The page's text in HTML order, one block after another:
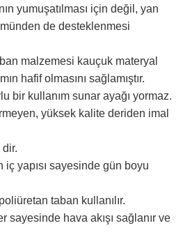
yumuşatılması için değil, yan
de desteklenmesi
malzemesi kauçuk materyal
hafif olmasını sağlamıştır.
bir kullanım sunar ayağı yormaz.
yüksek kalite deriden imal
yapısı sayesinde gün boyu
taban kullanılır.
sayesinde hava akışı sağlanır ve